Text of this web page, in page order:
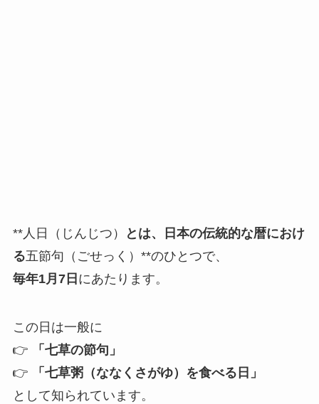
**人日（じんじつ）
とは、日本の伝統的な暦におけ
る五節句（ごせっく）**のひとつで、
毎年1月7日 にあたります。
この日は一般に
👉
「七草の節句」
👉
「七草粥（ななくさがゆ）を食べる日」
として知られています。